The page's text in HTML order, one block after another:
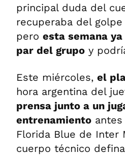
principal duda del
recuperaba del
pero esta semana
par del grupo y
Este miércoles, el
hora argentina del
prensa junto a un
entrenamiento
Florida Blue de Inter
cuerpo técnico